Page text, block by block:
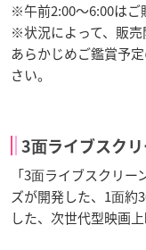
※午前2:00〜6:00はご
※状況によって、販売
あらかじめご鑑賞予
さい。
3⾯ライブスク
「3⾯ライブスクリ
ズが開発した、1⾯約
した、次世代型映画上